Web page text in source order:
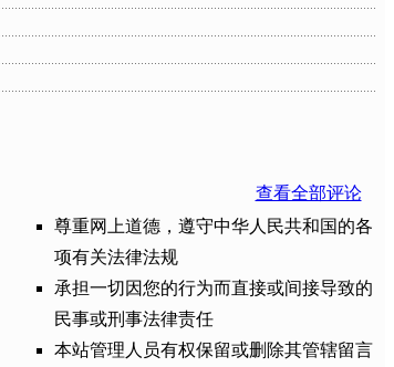
查看全部评论
尊重网上道德，遵守中华人民共和国的各
项有关法律法规
承担一切因您的行为而直接或间接导致的
民事或刑事法律责任
本站管理人员有权保留或删除其管辖留言